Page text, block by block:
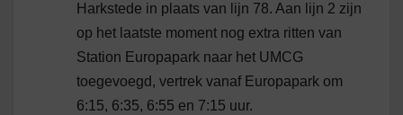
Harkstede in plaats van lijn 78. Aan lijn 2 zijn
op het laatste moment nog extra ritten van
Station Europapark naar het UMCG
toegevoegd, vertrek vanaf Europapark om
6:15, 6:35, 6:55 en 7:15 uur.